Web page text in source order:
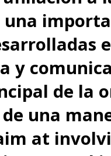
una
y
de la
de una
at